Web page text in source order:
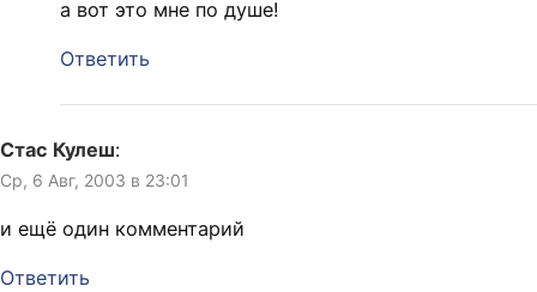
а вот это мне по душе!
Ответить
Стас Кулеш:
Ср, 6 Авг, 2003 в 23:01
и ещё один комментарий
Ответить